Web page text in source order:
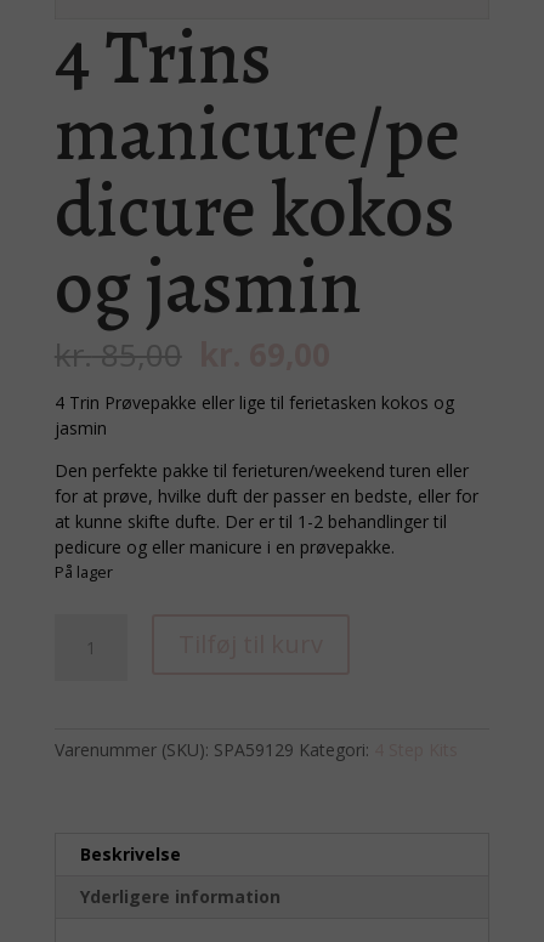
4 Trins
manicure/pe
dicure kokos
og jasmin
kr.85,00
pris
kr. 85,00.
pris
kr. 69,00.
4 Trin Prøvepakke eller lige til ferietasken kokos og
jasmin
Den perfekte pakke til ferieturen/weekend turen eller
for at prøve, hvilke duft der passer en bedste, eller for
at kunne skifte dufte. Der er til 1-2 behandlinger til
pedicure og eller manicure i en prøvepakke.
På lager
Trins
jasmin
Varenummer (SKU): SPA59129 Kategori:
Beskrivelse
Yderligere information